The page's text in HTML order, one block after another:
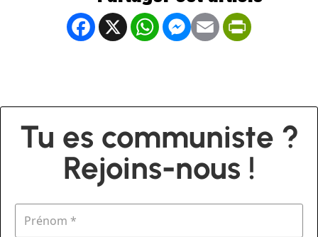
Facebook
X WhatsApp
Messenger
Email
Tu es communiste ?
Rejoins-nous !